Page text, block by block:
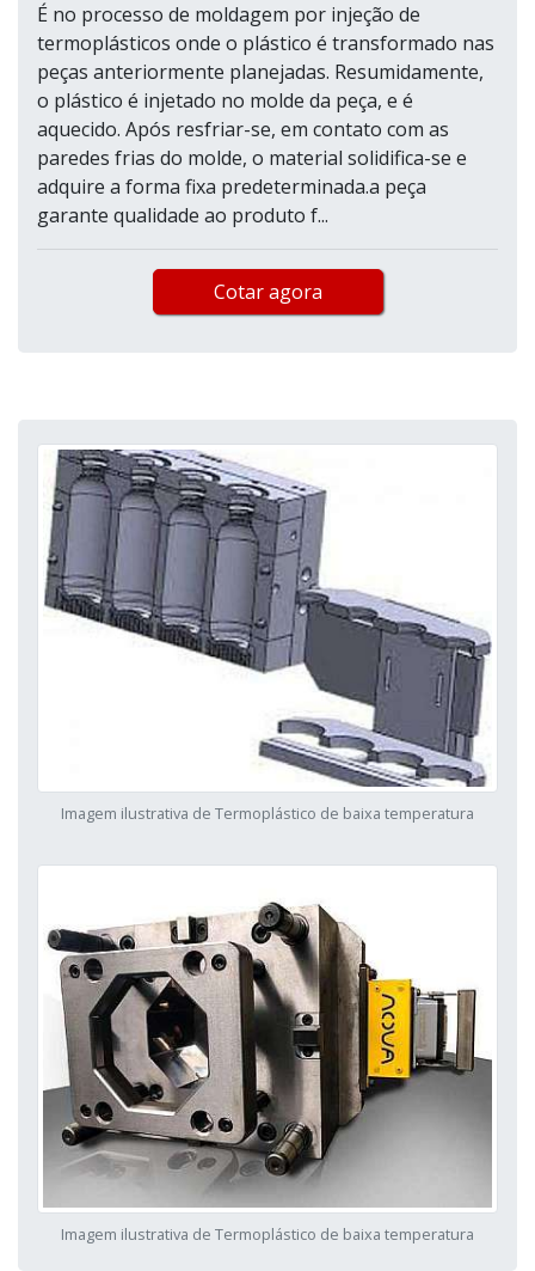
É no processo de moldagem por injeção de
termoplásticos onde o plástico é transformado nas
peças anteriormente planejadas. Resumidamente,
o plástico é injetado no molde da peça, e é
aquecido. Após resfriar-se, em contato com as
paredes frias do molde, o material solidifica-se e
adquire a forma fixa predeterminada.a peça
garante qualidade ao produto f...
Cotar agora
Imagem ilustrativa de Termoplástico de baixa temperatura
Imagem ilustrativa de Termoplástico de baixa temperatura